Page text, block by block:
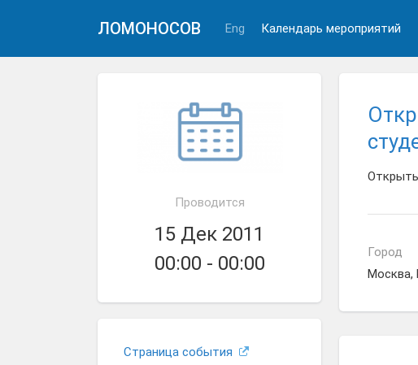
ЛОМОНОСОВ Eng Календарь мероприятий
Проводится
15 Дек 2011
00:00 - 00:00
Страница события
Город
Москва,